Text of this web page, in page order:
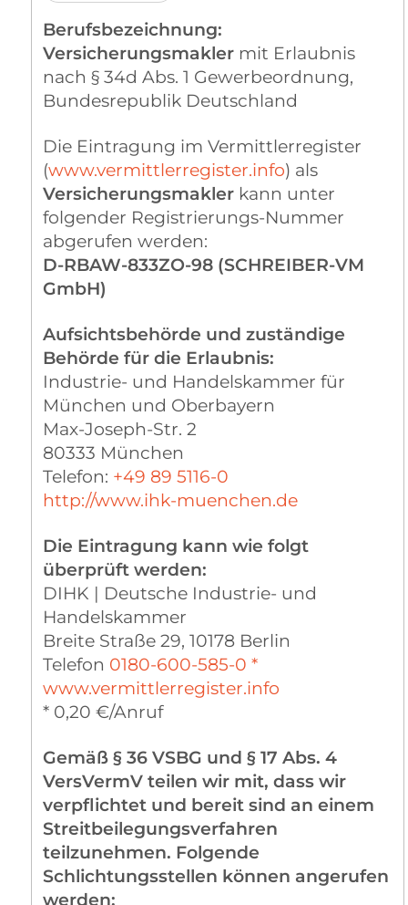
Berufsbezeichnung:
Versicherungsmakler mit Erlaubnis
nach § 34d Abs. 1 Gewerbeordnung,
Bundesrepublik Deutschland
Die Eintragung im Vermittlerregister
(www.vermittlerregister.info) als
Versicherungsmakler kann unter
folgender Registrierungs-Nummer
abgerufen werden:
D-RBAW-833ZO-98 (SCHREIBER-VM
GmbH)
Aufsichtsbehörde und zuständige
Behörde für die Erlaubnis:
Industrie- und Handelskammer für
München und Oberbayern
Max-Joseph-Str. 2
80333 München
Telefon: +49 89 5116-0
http://www.ihk-muenchen.de
Die Eintragung kann wie folgt
überprüft werden:
DIHK | Deutsche Industrie- und
Handelskammer
Breite Straße 29, 10178 Berlin
Telefon 0180-600-585-0 *
www.vermittlerregister.info
* 0,20 €/Anruf
Gemäß § 36 VSBG und § 17 Abs. 4
VersVermV teilen wir mit, dass wir
verpflichtet und bereit sind an einem
Streitbeilegungsverfahren
teilzunehmen. Folgende
Schlichtungsstellen können angerufen
werden: